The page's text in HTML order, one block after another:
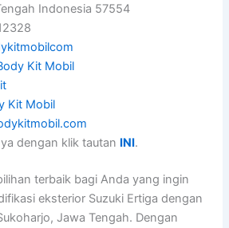
Indonesia 57554
Kit Mobil
Kit Mobil
dengan klik tautan INI.
terbaik bagi Anda yang ingin
eksterior Suzuki Ertiga dengan
Jawa Tengah. Dengan